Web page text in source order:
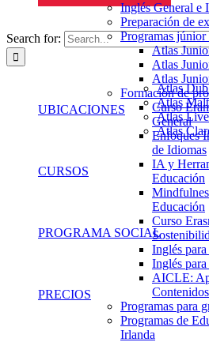
Search for:
UBICACIONES
Atlas
Atlas
Atlas
Atlas
CURSOS
Inglés General e
Preparación de
Programas júnior
Atlas
Atlas
Atlas
Formación de
Curso
General
Enfoques
de Idiomas
IA y
Educación
Educación
Curso
Inglés
Inglés
AICLE:
Programas para
Programas de
Irlanda
PROGRAMA SOCIAL
PRECIOS